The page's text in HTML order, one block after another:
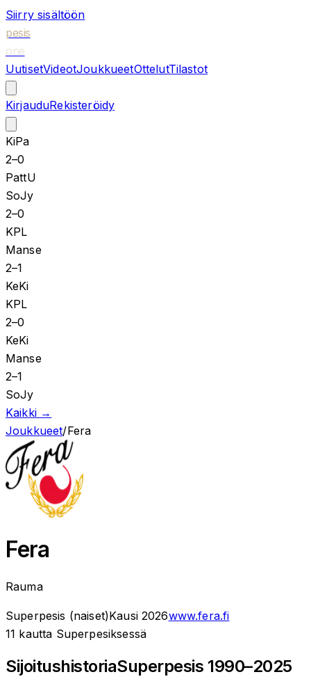
Siirry sisältöön
pesis
one
UutisetVideotJoukkueetOttelutTilastot
KirjauduRekisteröidy
KiPa
2–0
PattU
SoJy
2–0
KPL
Manse
2–1
KeKi
KPL
2–0
KeKi
Manse
2–1
SoJy
Kaikki →
Joukkueet/Fera
Fera
Rauma
Superpesis (naiset)Kausi2026www.fera.fi
11 kautta Superpesiksessä
SijoitushistoriaSuperpesis 1990–2025